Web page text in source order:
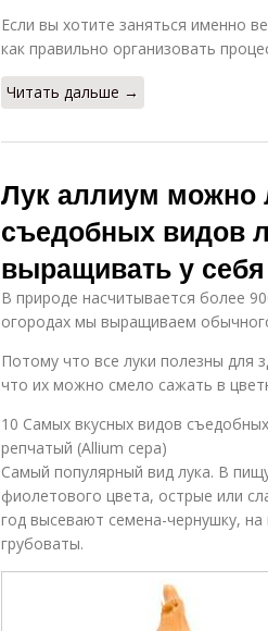
Если вы хотите заняться именно
как правильно организовать
Читать дальше →
Лук аллиум можно
съедобных видов
выращивать у
В природе насчитывается более
огородах мы выращиваем
Потому что все луки полезны для
что их можно смело сажать в
10 Самых вкусных видов
репчатый (Allium cepa)
Самый популярный вид лука. В
фиолетового цвета, острые или
год высевают семена-чернушку,
грубоваты.